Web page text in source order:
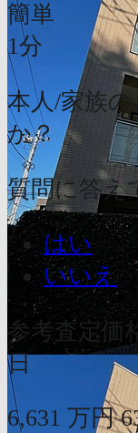
簡単
1分
本人/家族
か？
質問に答え
はい
いいえ
参考査定価
日
6,631 万円